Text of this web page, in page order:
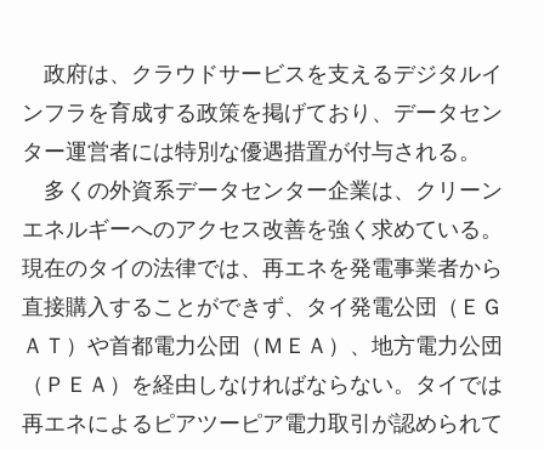
政府は、クラウドサービスを支えるデジタルイ
ンフラを育成する政策を掲げており、データセン
ター運営者には特別な優遇措置が付与される。
多くの外資系データセンター企業は、クリーン
エネルギーへのアクセス改善を強く求めている。
現在のタイの法律では、再エネを発電事業者から
直接購入することができず、タイ発電公団（ＥＧ
ＡＴ）や首都電力公団（ＭＥＡ）、地方電力公団
（ＰＥＡ）を経由しなければならない。タイでは
再エネによるピアツーピア電力取引が認められて